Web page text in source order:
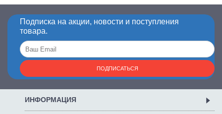
Подписка на акции, новости и поступления
товара.
ПОДПИСАТЬСЯ
ИНФОРМАЦИЯ